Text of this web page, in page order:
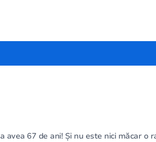
67 de ani! Și nu este nici măcar